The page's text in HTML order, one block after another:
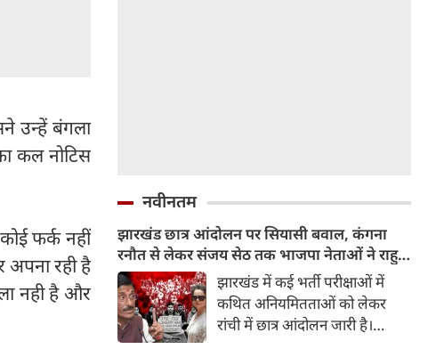
उन्हें बंगला
कल नोटिस
फर्क नहीं
अपना रही है
नही है और
नवीनतम
झारखंड छात्र आंदोलन पर सियासी बवाल, कंगना
रनौत से लेकर संजय सेठ तक भाजपा नेताओं ने राहुल
गांधी से पूछा सवालझारखंड में कई भर्ती परीक्षाओं में
कथित अनियमितताओं को लेकर
रांची में छात्र आंदोलन जारी है।